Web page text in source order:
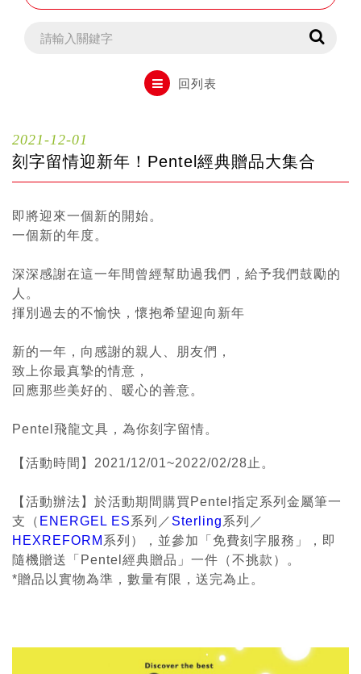
Sterling
木頭鉛筆
修正系列
畫筆
回列表
2021-12-01
刻字留情迎新年！Pentel經典贈品大集合
即將迎來一個新的開始。
一個新的年度。
深深感謝在這一年間曾經幫助過我們，給予我們鼓勵的
人。
揮別過去的不愉快，懷抱希望迎向新年
新的一年，向感謝的親人、朋友們，
致上你最真摯的情意，
回應那些美好的、暖心的善意。
Pentel飛龍文具，為你刻字留情。
【活動時間】2021/12/01~2022/02/28止。 ​
【活動辦法】於活動期間購買Pentel指定系列金屬筆一
支（ ENERGEL ES系列／ Sterling系列／
HEXREFORM 系列），並參加「免費刻字服務」，即
隨機贈送「Pentel經典贈品」一件（不挑款）。​
*贈品以實物為準，數量有限，送完為止。​